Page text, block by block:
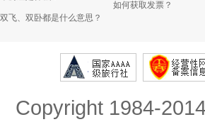
双飞、双卧都是什么意思？
如何获取发票？
Copyright 1984-